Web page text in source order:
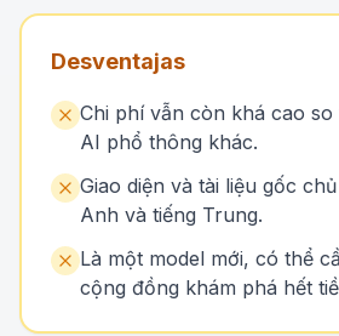
Desventajas
Chi phí vẫn còn khá cao
AI phổ thông khác.
Giao diện và tài liệu gốc
Anh và tiếng Trung.
Là một model mới, có thể
cộng đồng khám phá hết